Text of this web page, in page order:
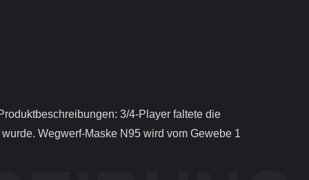
Wegwerf-Maske N95 wird vom Gewebe 1